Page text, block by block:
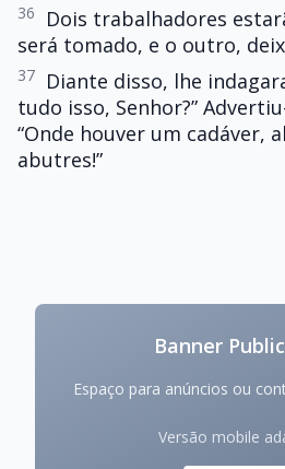
36
Dois trabalhadores
será tomado, e o outro,
37
Diante disso, lhe
tudo isso, Senhor?”
“Onde houver um cadáver,
abutres!”
Banner
Espaço para anúncios ou
Versão mobile